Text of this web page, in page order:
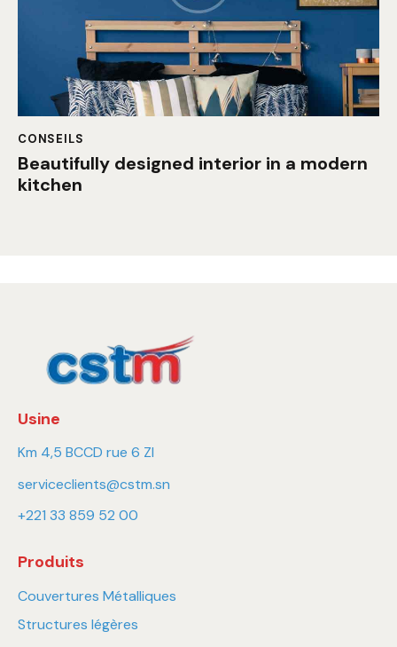
CONSEILS
Beautifully designed interior in a modern
kitchen
Usine
Km 4,5 BCCD rue 6 ZI
serviceclients@cstm.sn
+221 33 859 52 00
Produits
Couvertures Métalliques
Structures légères